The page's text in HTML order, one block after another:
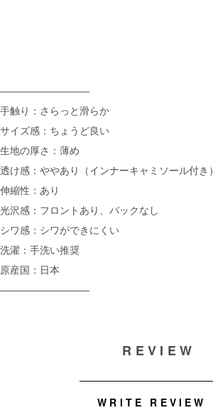
―――――――――
手触り：さらっと滑らか
サイズ感：ちょうど良い
生地の厚さ：薄め
透け感：ややあり（インナーキャミソール付き）
伸縮性：あり
光沢感：フロントあり、バックなし
シワ感：シワができにくい
洗濯：手洗い推奨
原産国：日本
―――――――――
REVIEW
WRITE REVIEW